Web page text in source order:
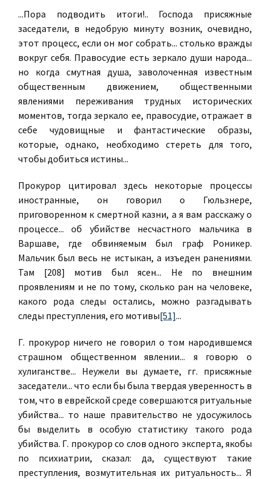
...Пора подводить итоги!.. Господа присяжные
заседатели, в недобрую минуту возник, очевидно,
этот процесс, если он мог собрать... столько вражды
вокруг себя. Правосудие есть зеркало души народа...
но когда смутная душа, заволоченная известным
общественным движением, общественными
явлениями переживания трудных исторических
моментов, тогда зеркало ее, правосудие, отражает в
себе чудовищные и фантастические образы,
которые, однако, необходимо стереть для того,
чтобы добиться истины...
Прокурор цитировал здесь некоторые процессы
иностранные, он говорил о Гюльзнере,
приговоренном к смертной казни, а я вам расскажу о
процессе... об убийстве несчастного мальчика в
Варшаве, где обвиняемым был граф Роникер.
Мальчик был весь не истыкан, а изъеден ранениями.
Там [208] мотив был ясен...
Не по внешним
проявлениям и не по тому, сколько ран на человеке,
какого рода следы остались, можно разгадывать
следы преступления, его мотивы[51]...
Г. прокурор ничего не говорил о том народившемся
страшном общественном явлении... я говорю о
хулиганстве... Неужели вы думаете, гг. присяжные
заседатели... что если бы была твердая уверенность в
том, что в еврейской среде совершаются ритуальные
убийства... то наше правительство не удосужилось
бы выделить в особую статистику такого рода
убийства. Г. прокурор со слов одного эксперта, якобы
по психиатрии, сказал: да, существуют такие
преступления, возмутительная их ритуальность... Я